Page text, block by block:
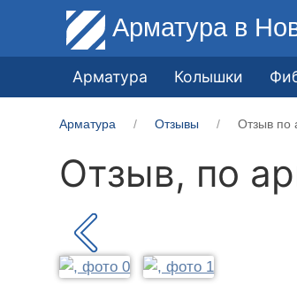
Арматура в
Арматура Колышки
Арматура Отзывы Отзыв по
Отзыв, по